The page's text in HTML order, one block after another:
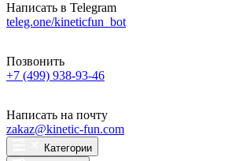
Написать в Telegram
teleg.one/kineticfun_bot
Позвонить
+7 (499) 938-93-46
Написать на почту
zakaz@kinetic-fun.com
Категории